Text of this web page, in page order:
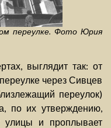
переулке. Фото Юрия
выглядит так: от
через Сивцев
переулок)
по их утверждению,
улицы и проплывает